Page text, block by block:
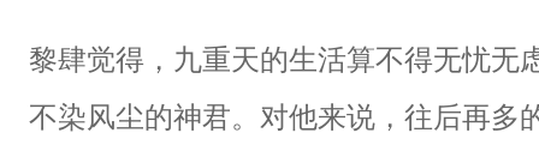
黎肆觉得，九重天的生活算不得无忧无
不染风尘的神君。对他来说，往后再多